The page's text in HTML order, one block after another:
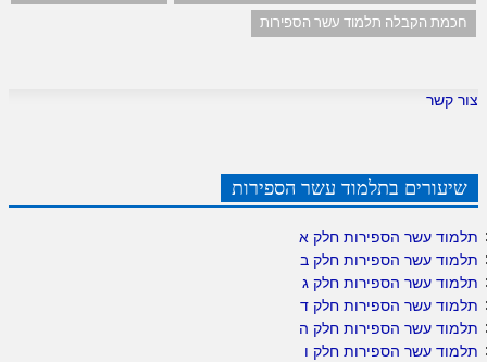
חכמת הקבלה תלמוד עשר הספירות
צור קשר
שיעורים בתלמוד עשר הספירות
תלמוד עשר הספירות חלק א
תלמוד עשר הספירות חלק ב
תלמוד עשר הספירות חלק ג
תלמוד עשר הספירות חלק ד
תלמוד עשר הספירות חלק ה
תלמוד עשר הספירות חלק ו